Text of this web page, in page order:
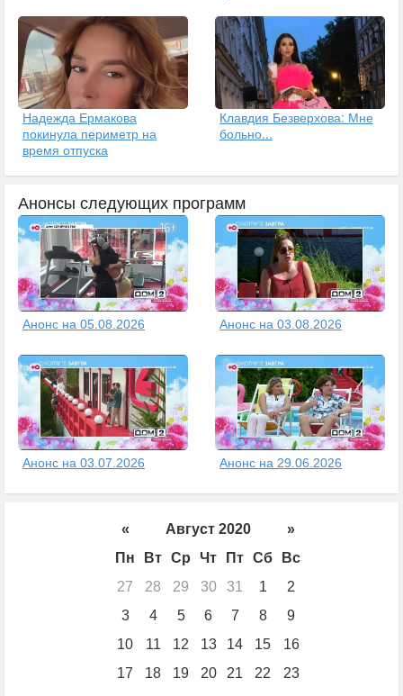
Надежда Ермакова
покинула периметр на
время отпуска
Клавдия Безверхова: Мне
больно...
Анонсы следующих программ
Анонс на 05.08.2026 Анонс на 03.08.2026
Анонс на 03.07.2026 Анонс на 29.06.2026
« Август 2020
»
Пн
Вт Ср Чт Пт Сб
Вс
27
28 29 30 31 1
2
3
4 5 6 7 8
9
10
11 12 13 14 15
16
17
18 19 20 21 22
23